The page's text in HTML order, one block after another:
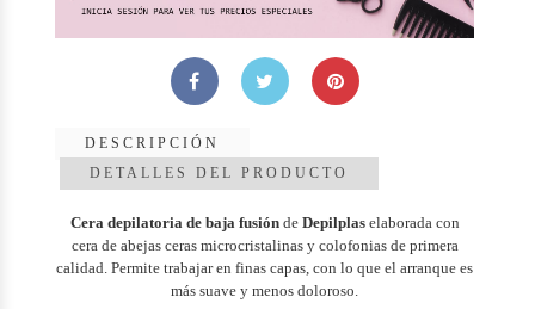
DESCRIPCIÓN
DETALLES DEL PRODUCTO
Cera depilatoria de baja fusiónde Depilplaselaborada con
cera de abejas ceras microcristalinas y colofonias de primera
calidad. Permite trabajar en finas capas, con lo que el arranque es
más suave y menos doloroso.